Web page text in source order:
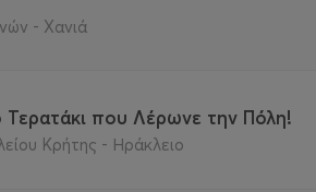
- Χανιά
Τερατάκι που Λέρωνε την Πόλη!
Κρήτης - Ηράκλειο